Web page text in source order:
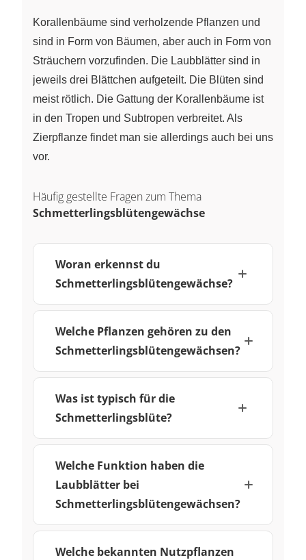
Korallenbäume sind verholzende Pflanzen und
sind in Form von Bäumen, aber auch in Form von
Sträuchern vorzufinden. Die Laubblätter sind in
jeweils drei Blättchen aufgeteilt. Die Blüten sind
meist rötlich. Die Gattung der Korallenbäume ist
in den Tropen und Subtropen verbreitet. Als
Zierpflanze findet man sie allerdings auch bei uns
vor.
Häufig gestellte Fragen zum Thema
Schmetterlingsblütengewächse
Woran erkennst du
Schmetterlingsblütengewächse?
Welche Pflanzen gehören zu den
Schmetterlingsblütengewächsen?
Was ist typisch für die
Schmetterlingsblüte?
Welche Funktion haben die
Laubblätter bei
Schmetterlingsblütengewächsen?
Welche bekannten Nutzpflanzen